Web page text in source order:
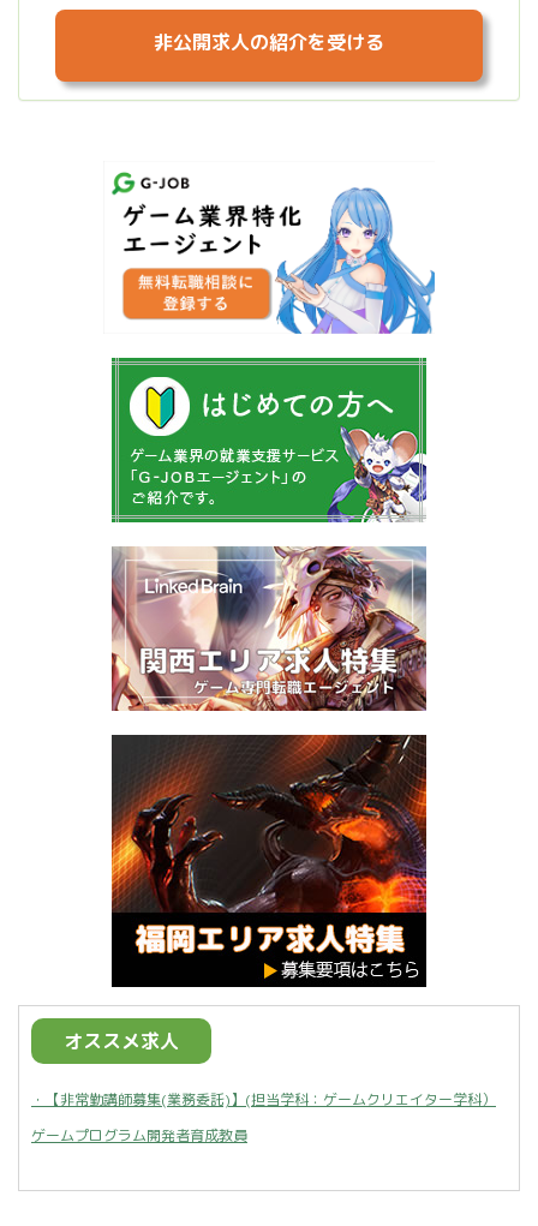
非公開求人の紹介を受ける
オススメ求人
・【非常勤講師募集(業務委託)】(担当学科：ゲームクリエイター学科）
ゲームプログラム開発者育成教員